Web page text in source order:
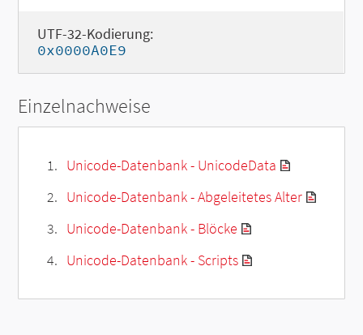
UTF-32-Kodierung:
0x0000A0E9
Einzelnachweise
Unicode-Datenbank - UnicodeData
Unicode-Datenbank - Abgeleitetes Alter
Unicode-Datenbank - Blöcke
Unicode-Datenbank - Scripts